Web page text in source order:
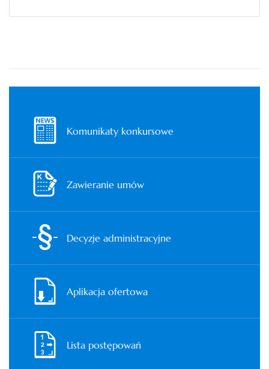
Komunikaty konkursowe
Zawieranie umów
Decyzje administracyjne
Aplikacja ofertowa
Lista postępowań